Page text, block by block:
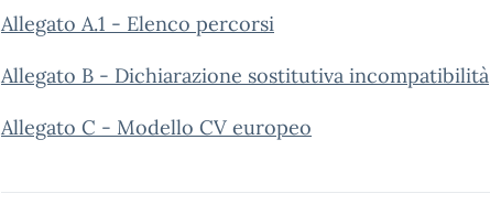
Allegato A.1 - Elenco percorsi
Allegato B - Dichiarazione sostitutiva incompatibilità
Allegato C - Modello CV europeo